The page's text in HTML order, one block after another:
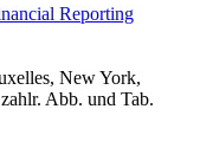
Reporting
New York,
Abb. und Tab.